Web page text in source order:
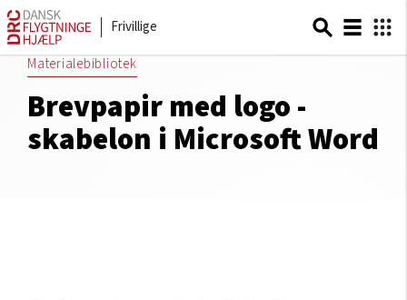
Frivillige
Materialebibliotek
Brevpapir med logo -
skabelon i Microsoft Word